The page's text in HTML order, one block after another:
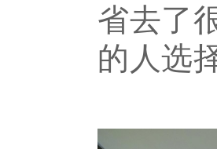
省去了
的人选